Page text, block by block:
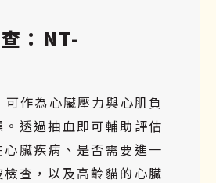
：NT-
可作為心臟壓力與心肌負
透過抽血即可輔助評估
臟疾病、是否需要進一
查，以及高齡貓的心臟